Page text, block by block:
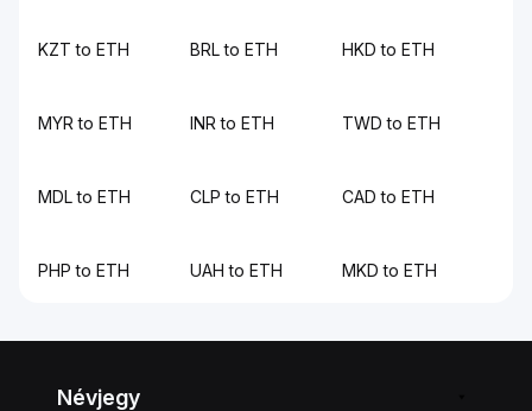
KZT to ETH BRL to ETH HKD to ETH
MYR to ETH INR to ETH TWD to ETH
MDL to ETH CLP to ETH CAD to ETH
PHP to ETH UAH to ETH MKD to ETH
Névjegy